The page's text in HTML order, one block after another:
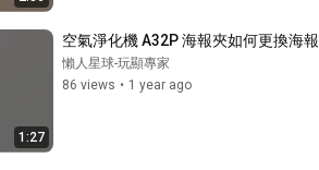
1:27
空氣淨化機 A32P 海報夾如何更換海報
懶人星球-玩顯專家
86 views • 1 year ago